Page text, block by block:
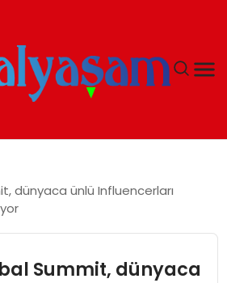
dünyaca ünlü Influencerları
Summit, dünyaca